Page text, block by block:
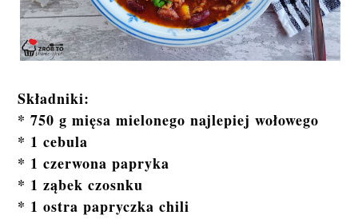
Składniki:
* 750 g mięsa mielonego najlepiej wołowego
* 1 cebula
* 1 czerwona papryka
* 1 ząbek czosnku
* 1 ostra papryczka chili